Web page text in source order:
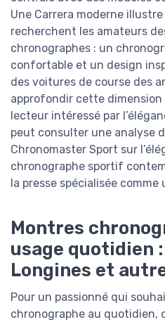
Une Carrera moderne
recherchent les amateurs
chronographes : un
confortable et un design
des voitures de course des
approfondir cette
lecteur intéressé par
peut consulter une analyse
Chronomaster Sport sur
chronographe sportif
la presse spécialisée
Montres
usage quotidien
Longines et
Pour un passionné qui
chronographe au quotidien,